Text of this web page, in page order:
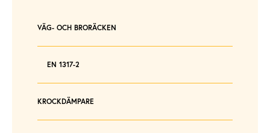
VÄG- OCH BRORÄCKEN
EN 1317-2
KROCKDÄMPARE